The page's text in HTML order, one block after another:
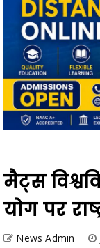
मैट्स
योग पर
News Admin